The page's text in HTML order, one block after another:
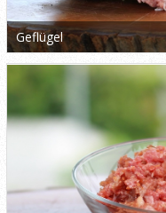
Geflügel